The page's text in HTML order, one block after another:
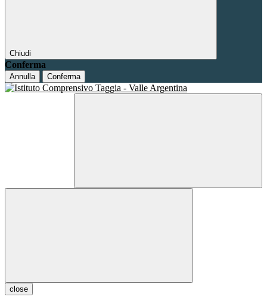
Chiudi
Conferma
Annulla Conferma
close